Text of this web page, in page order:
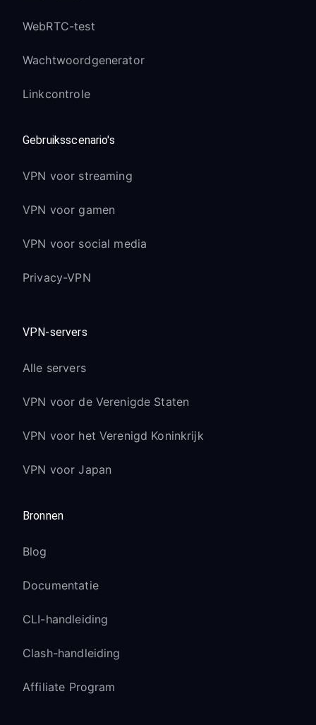
WebRTC-test
Wachtwoordgenerator
Linkcontrole
Gebruiksscenario's
VPN voor streaming
VPN voor gamen
VPN voor social media
Privacy-VPN
VPN-servers
Alle servers
VPN voor de Verenigde Staten
VPN voor het Verenigd Koninkrijk
VPN voor Japan
Bronnen
Blog
Documentatie
CLI-handleiding
Clash-handleiding
Affiliate Program